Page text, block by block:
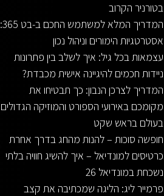
בטורניר הקרוב
המדריך המלא למשתמש החכם ב-בט 365:
אסטרטגיות הימורים וניהול נכון
עצמאות בכל גיל: איך לשלב בין פתרונות
ניידות חכמים להיגיינה אישית מכבדת?
המדריך לצרכן הנבון: כך תבטיחו את
מקומכם באירועי הספורט והמוזיקה הגדולים
בעולם בראש שקט
חופשה סוכות – להנות מהחג בדרך אחרת
כרטיסים למונדיאל – איך להשיג חוויה בלתי
נשכחת במונדיאל 26
פרמייר ליג: הליגה שמכתיבה את קצב